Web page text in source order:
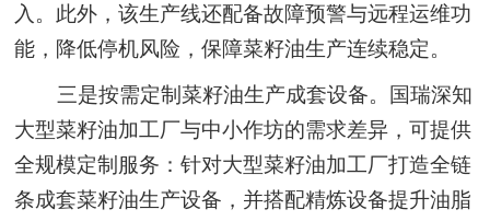
入。此外，该生产线还配备故障预警与远程运维功
能，降低停机风险，保障菜籽油生产连续稳定。
三是按需定制菜籽油生产成套设备。国瑞深知
大型菜籽油加工厂与中小作坊的需求差异，可提供
全规模定制服务：针对大型菜籽油加工厂打造全链
条成套菜籽油生产设备，并搭配精炼设备提升油脂